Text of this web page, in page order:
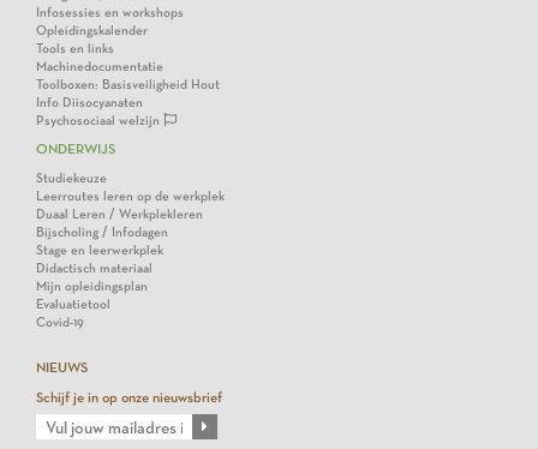
Infosessies en workshops
Opleidingskalender
Tools en links
Machinedocumentatie
Toolboxen: Basisveiligheid Hout
Info Diisocyanaten
Psychosociaal welzijn
ONDERWIJS
Studiekeuze
Leerroutes leren op de werkplek
Duaal Leren / Werkplekleren
Bijscholing / Infodagen
Stage en leerwerkplek
Didactisch materiaal
Mijn opleidingsplan
Evaluatietool
Covid-19
NIEUWS
Schijf je in op onze nieuwsbrief